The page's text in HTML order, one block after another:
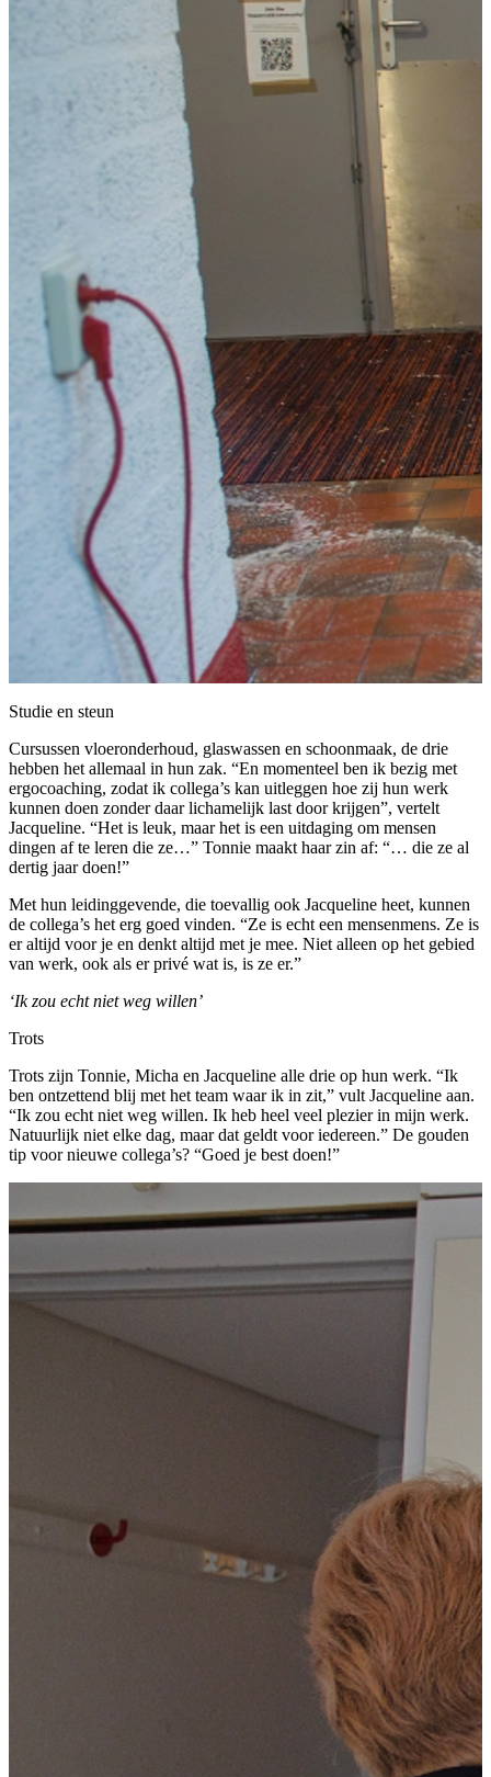
Studie en steun
Cursussen vloeronderhoud, glaswassen en schoonmaak, de drie
hebben het allemaal in hun zak. “En momenteel ben ik bezig met
ergocoaching, zodat ik collega’s kan uitleggen hoe zij hun werk
kunnen doen zonder daar lichamelijk last door krijgen”, vertelt
Jacqueline. “Het is leuk, maar het is een uitdaging om mensen
dingen af te leren die ze…” Tonnie maakt haar zin af: “… die ze al
dertig jaar doen!”
Met hun leidinggevende, die toevallig ook Jacqueline heet, kunnen
de collega’s het erg goed vinden. “Ze is echt een mensenmens. Ze is
er altijd voor je en denkt altijd met je mee. Niet alleen op het gebied
van werk, ook als er privé wat is, is ze er.”
‘Ik zou echt niet weg willen’
Trots
Trots zijn Tonnie, Micha en Jacqueline alle drie op hun werk. “Ik
ben ontzettend blij met het team waar ik in zit,” vult Jacqueline aan.
“Ik zou echt niet weg willen. Ik heb heel veel plezier in mijn werk.
Natuurlijk niet elke dag, maar dat geldt voor iedereen.” De gouden
tip voor nieuwe collega’s? “Goed je best doen!”